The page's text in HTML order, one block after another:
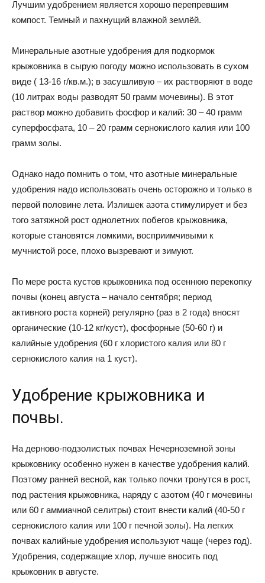
Лучшим удобрением является хорошо перепревшим
компост. Темный и пахнущий влажной землёй.
Минеральные азотные удобрения для подкормок
крыжовника в сырую погоду можно использовать в сухом
виде ( 13-16 г/кв.м.); в засушливую – их растворяют в воде
(10 литрах воды разводят 50 грамм мочевины). В этот
раствор можно добавить фосфор и калий: 30 – 40 грамм
суперфосфата, 10 – 20 грамм сернокислого калия или 100
грамм золы.
Однако надо помнить о том, что азотные минеральные
удобрения надо использовать очень осторожно и только в
первой половине лета. Излишек азота стимулирует и без
того затяжной рост однолетних побегов крыжовника,
которые становятся ломкими, восприимчивыми к
мучнистой росе, плохо вызревают и зимуют.
По мере роста кустов крыжовника под осеннюю перекопку
почвы (конец августа – начало сентября; период
активного роста корней) регулярно (раз в 2 года) вносят
органические (10-12 кг/куст), фосфорные (50-60 г) и
калийные удобрения (60 г хлористого калия или 80 г
сернокислого калия на 1 куст).
Удобрение крыжовника и
почвы.
На дерново-подзолистых почвах Нечерноземной зоны
крыжовнику особенно нужен в качестве удобрения калий.
Поэтому ранней весной, как только почки тронутся в рост,
под растения крыжовника, наряду с азотом (40 г мочевины
или 60 г аммиачной селитры) стоит внести калий (40-50 г
сернокислого калия или 100 г печной золы). На легких
почвах калийные удобрения используют чаще (через год).
Удобрения, содержащие хлор, лучше вносить под
крыжовник в августе.